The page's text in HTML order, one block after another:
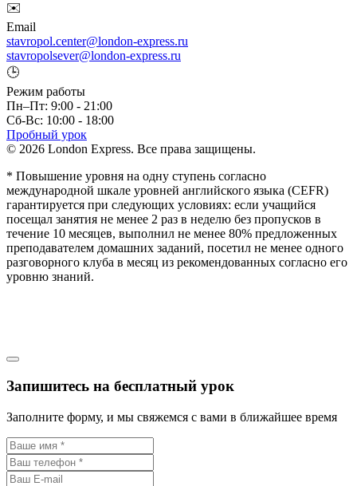
✉️
Email
stavropol.center@london-express.ru
stavropolsever@london-express.ru
🕒
Режим работы
Пн–Пт: 9:00 - 21:00
Сб-Вс: 10:00 - 18:00
Пробный урок
© 2026 London Express. Все права защищены.
* Повышение уровня на одну ступень согласно
международной шкале уровней английского языка (CEFR)
гарантируется при следующих условиях: если учащийся
посещал занятия не менее 2 раз в неделю без пропусков в
течение 10 месяцев, выполнил не менее 80% предложенных
преподавателем домашних заданий, посетил не менее одного
разговорного клуба в месяц из рекомендованных согласно его
уровню знаний.
Запишитесь на бесплатный урок
Заполните форму, и мы свяжемся с вами в ближайшее время